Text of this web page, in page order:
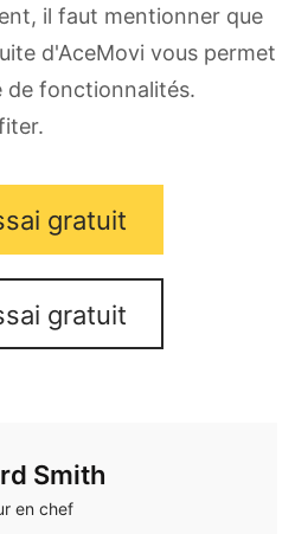
il faut mentionner que
d'AceMovi vous permet
de fonctionnalités.
gratuit
gratuit
Smith
en chef